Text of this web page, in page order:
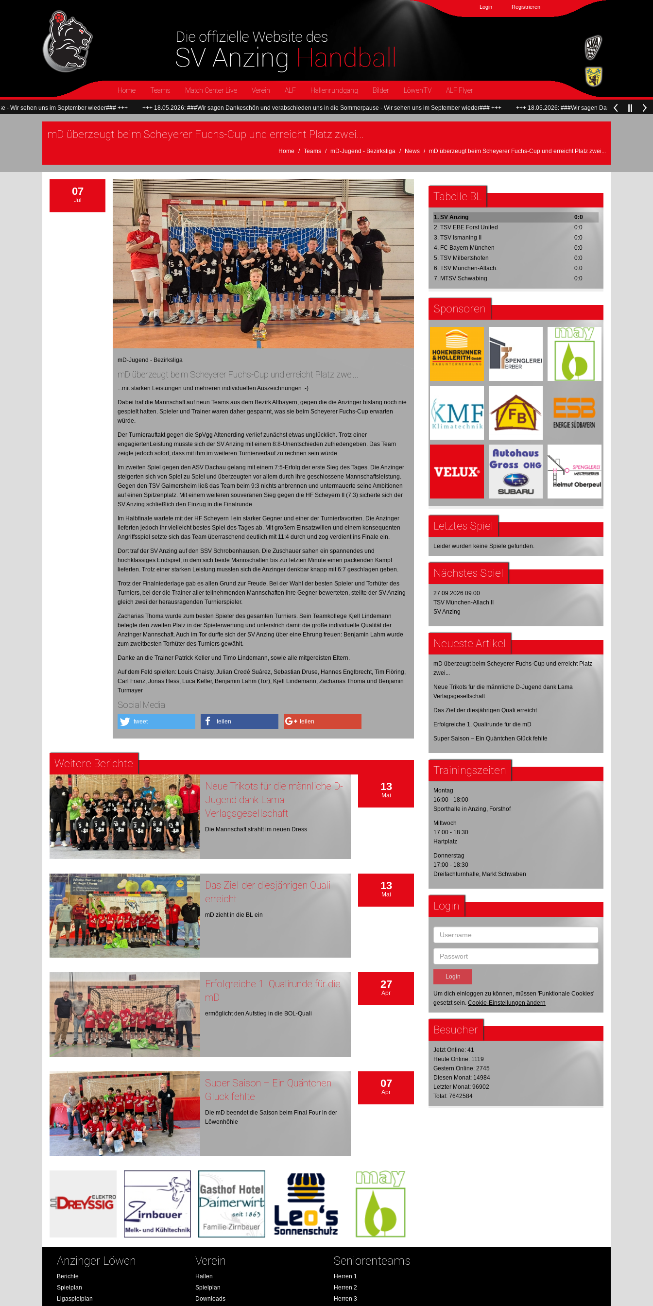
Login Registrieren
Home Teams Match Center Live Verein ALF Hallenrundgang Bilder LöwenTV ALF Flyer
im September wieder### +++ +++ 18.05.2026: ###Wir sagen Dankeschön und verabschieden uns in die Sommerpause - Wir sehen uns im September wieder### +++ +++ 18.05.2026: ###Wir sagen Dankeschön und verabschieden
mD überzeugt beim Scheyerer Fuchs-Cup und erreicht Platz zwei...
Home Teams mD-Jugend - Bezirksliga News mD überzeugt beim Scheyerer Fuchs-Cup und erreicht Platz zwei...
07
Jul
mD-Jugend - Bezirksliga
mD überzeugt beim Scheyerer Fuchs-Cup und erreicht Platz zwei...
...mit starken Leistungen und mehreren individuellen Auszeichnungen :-)
Dabei traf die Mannschaft auf neun Teams aus dem Bezirk Altbayern, gegen die die Anzinger bislang noch nie
gespielt hatten. Spieler und Trainer waren daher gespannt, was sie beim Scheyerer Fuchs-Cup erwarten
würde.
Der Turnierauftakt gegen die SpVgg Altenerding verlief zunächst etwas unglücklich. Trotz einer
engagiertenLeistung musste sich der SV Anzing mit einem 8:8-Unentschieden zufriedengeben. Das Team
zeigte jedoch sofort, dass mit ihm im weiteren Turnierverlauf zu rechnen sein würde.
Im zweiten Spiel gegen den ASV Dachau gelang mit einem 7:5-Erfolg der erste Sieg des Tages. Die Anzinger
steigerten sich von Spiel zu Spiel und überzeugten vor allem durch ihre geschlossene Mannschaftsleistung.
Gegen den TSV Gaimersheim ließ das Team beim 9:3 nichts anbrennen und untermauerte seine Ambitionen
auf einen Spitzenplatz. Mit einem weiteren souveränen Sieg gegen die HF Scheyern II (7:3) sicherte sich der
SV Anzing schließlich den Einzug in die Finalrunde.
Im Halbfinale wartete mit der HF Scheyern I ein starker Gegner und einer der Turnierfavoriten. Die Anzinger
lieferten jedoch ihr vielleicht bestes Spiel des Tages ab. Mit großem Einsatzwillen und einem konsequenten
Angriffsspiel setzte sich das Team überraschend deutlich mit 11:4 durch und zog verdient ins Finale ein.
Dort traf der SV Anzing auf den SSV Schrobenhausen. Die Zuschauer sahen ein spannendes und
hochklassiges Endspiel, in dem sich beide Mannschaften bis zur letzten Minute einen packenden Kampf
lieferten. Trotz einer starken Leistung mussten sich die Anzinger denkbar knapp mit 6:7 geschlagen geben.
Trotz der Finalniederlage gab es allen Grund zur Freude. Bei der Wahl der besten Spieler und Torhüter des
Turniers, bei der die Trainer aller teilnehmenden Mannschaften ihre Gegner bewerteten, stellte der SV Anzing
gleich zwei der herausragenden Turnierspieler.
Zacharias Thomawurde zum besten Spieler des gesamten Turniers. Sein Teamkollege Kjell Lindemann
belegte den zweiten Platz in der Spielerwertung und unterstrich damit die große individuelle Qualität der
Anzinger Mannschaft. Auch im Tor durfte sich der SV Anzing über eine Ehrung freuen: Benjamin Lahm wurde
zum zweitbesten Torhüter des Turniers gewählt.
Danke an die Trainer Patrick Keller und Timo Lindemann, sowie alle mitgereisten Eltern.
Auf dem Feld spielten: Louis Chaisty, Julian Credé Suárez, Sebastian Druse, Hannes Englbrecht, Tim Flöring,
Carl Franz, Jonas Hess, Luca Keller, Benjamin Lahm (Tor), Kjell Lindemann, Zacharias Thoma und Benjamin
Turmayer
Social Media
tweet teilen teilen
Weitere Berichte
Neue Trikots für die männliche D-
Jugend dank Lama
Verlagsgesellschaft
Die Mannschaft strahlt im neuen Dress
13
Mai
Das Ziel der diesjährigen Quali
erreicht
mD zieht in die BL ein
13
Mai
Erfolgreiche 1. Qualirunde für die
mD
ermöglicht den Aufstieg in die BOL-Quali
27
Apr
Super Saison – Ein Quäntchen
Glück fehlte
Die mD beendet die Saison beim Final Four in der
Löwenhöhle
07
Apr
Tabelle BL
1. SV Anzing
0:0
2. TSV EBE Forst United
0:0
3. TSV Ismaning II
0:0
4. FC Bayern München
0:0
5. TSV Milbertshofen
0:0
6. TSV München-Allach.
0:0
7. MTSV Schwabing
0:0
Sponsoren
Letztes Spiel
Leider wurden keine Spiele gefunden.
Nächstes Spiel
27.09.2026 09:00
TSV München-Allach II
SV Anzing
Neueste Artikel
mD überzeugt beim Scheyerer Fuchs-Cup und erreicht Platz
zwei...
Neue Trikots für die männliche D-Jugend dank Lama
Verlagsgesellschaft
Das Ziel der diesjährigen Quali erreicht
Erfolgreiche 1. Qualirunde für die mD
Super Saison – Ein Quäntchen Glück fehlte
Trainingszeiten
Montag
16:00 - 18:00
Sporthalle in Anzing, Forsthof
Mittwoch
17:00 - 18:30
Hartplatz
Donnerstag
17:00 - 18:30
Dreifachturnhalle, Markt Schwaben
Login
Um dich einloggen zu können, müssen 'Funktionale Cookies'
gesetzt sein. Cookie-Einstellungen ändern
Besucher
Jetzt Online: 41
Heute Online: 1119
Gestern Online: 2745
Diesen Monat: 14984
Letzter Monat: 96902
Total: 7642584
Anzinger Löwen
Berichte
Spielplan
Ligaspielplan
Verein
Hallen
Spielplan
Downloads
Seniorenteams
Herren 1
Herren 2
Herren 3